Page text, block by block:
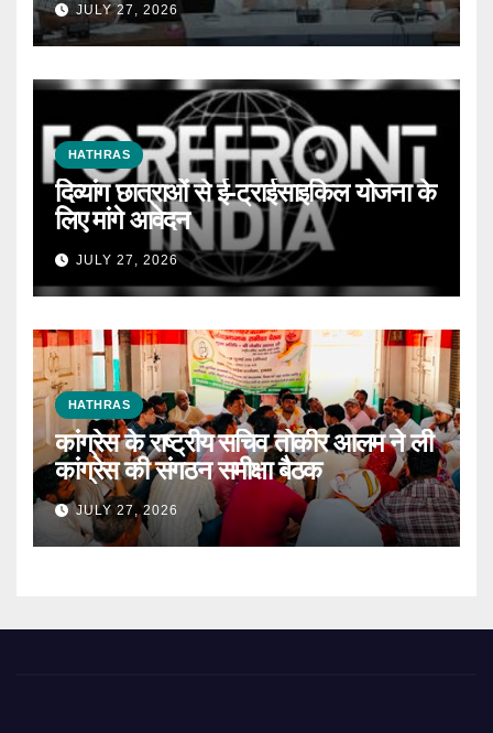
JULY 27, 2026
HATHRAS
दिव्यांग छात्राओं से ई-ट्राईसाइकिल योजना के
लिए मांगे आवेदन
JULY 27, 2026
HATHRAS
कांग्रेस के राष्ट्रीय सचिव तोकीर आलम ने ली
कांग्रेस की संगठन समीक्षा बैठक
JULY 27, 2026